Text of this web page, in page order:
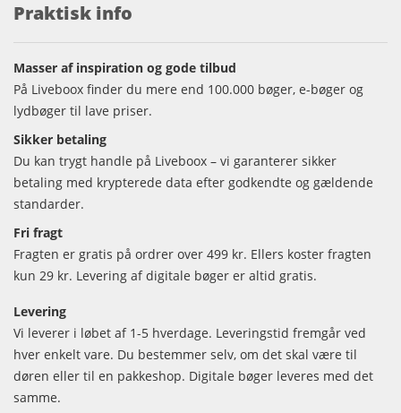
Praktisk info
Masser af inspiration og gode tilbud
På Liveboox finder du mere end 100.000 bøger, e-bøger og
lydbøger til lave priser.
Sikker betaling
Du kan trygt handle på Liveboox – vi garanterer sikker
betaling med krypterede data efter godkendte og gældende
standarder.
Fri fragt
Fragten er gratis på ordrer over 499 kr. Ellers koster fragten
kun 29 kr. Levering af digitale bøger er altid gratis.
Levering
Vi leverer i løbet af 1-5 hverdage. Leveringstid fremgår ved
hver enkelt vare. Du bestemmer selv, om det skal være til
døren eller til en pakkeshop. Digitale bøger leveres med det
samme.